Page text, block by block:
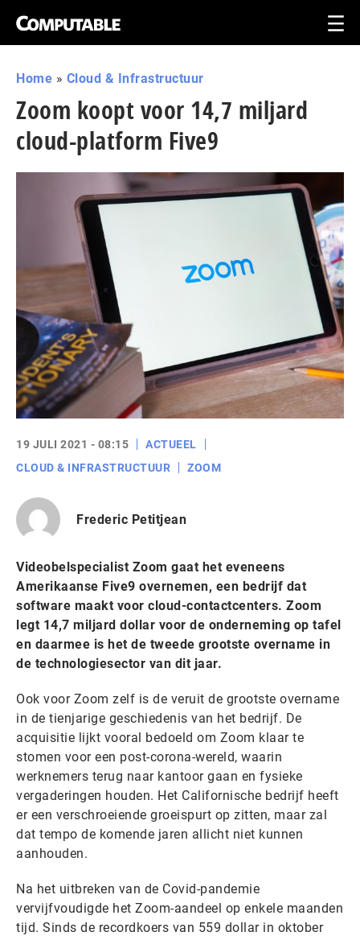
Home » Cloud & Infrastructuur
Zoom koopt voor 14,7 miljard
cloud-platform Five9
19 JULI 2021 - 08:15
ACTUEEL
CLOUD & INFRASTRUCTUUR
ZOOM
Frederic Petitjean
Videobelspecialist Zoom gaat het eveneens
Amerikaanse Five9 overnemen, een bedrijf dat
software maakt voor cloud-contactcenters. Zoom
legt 14,7 miljard dollar voor de onderneming op tafel
en daarmee is het de tweede grootste overname in
de technologiesector van dit jaar.
Ook voor Zoom zelf is de veruit de grootste overname
in de tienjarige geschiedenis van het bedrijf. De
acquisitie lijkt vooral bedoeld om Zoom klaar te
stomen voor een post-corona-wereld, waarin
werknemers terug naar kantoor gaan en fysieke
vergaderingen houden. Het Californische bedrijf heeft
er een verschroeiende groeispurt op zitten, maar zal
dat tempo de komende jaren allicht niet kunnen
aanhouden.
Na het uitbreken van de Covid-pandemie
vervijfvoudigde het Zoom-aandeel op enkele maanden
tijd. Sinds de recordkoers van 559 dollar in oktober